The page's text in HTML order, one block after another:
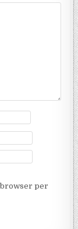
browser per